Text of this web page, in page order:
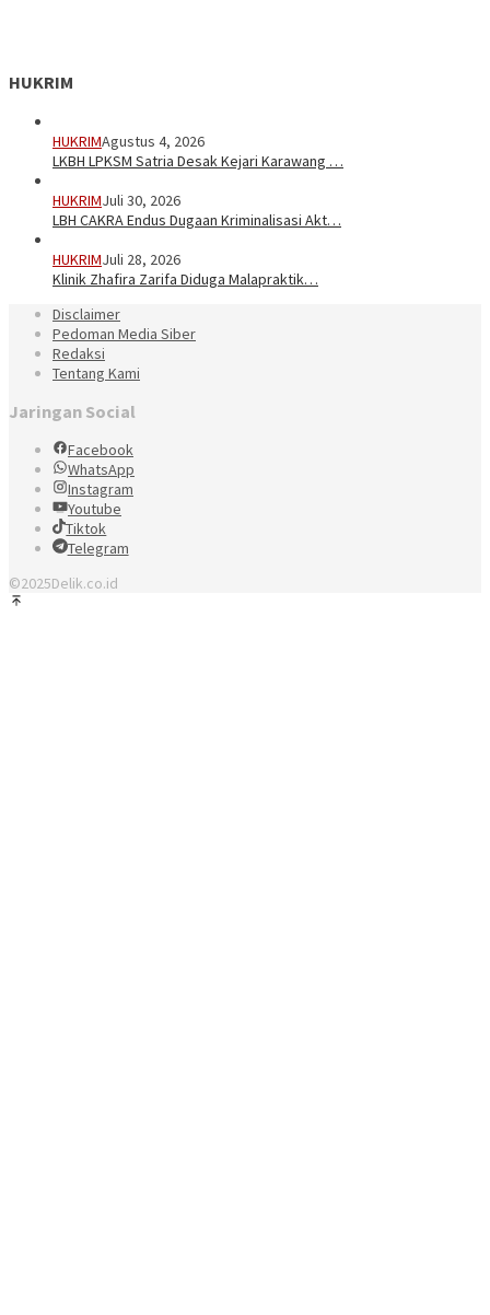
HUKRIM
HUKRIMAgustus 4, 2026
LKBH LPKSM Satria Desak Kejari Karawang …
HUKRIMJuli 30, 2026
LBH CAKRA Endus Dugaan Kriminalisasi Akt…
HUKRIMJuli 28, 2026
Klinik Zhafira Zarifa Diduga Malapraktik…
Disclaimer
Pedoman Media Siber
Redaksi
Tentang Kami
Jaringan Social
Facebook
WhatsApp
Instagram
Youtube
Tiktok
Telegram
©2025Delik.co.id